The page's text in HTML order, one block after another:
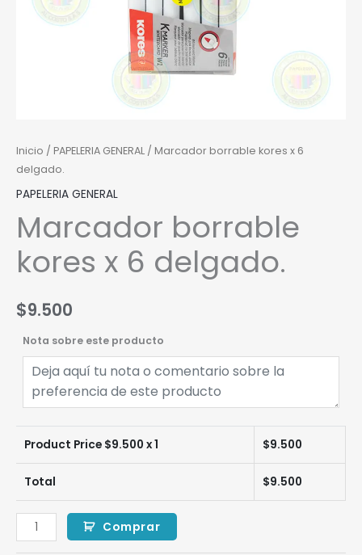
Inicio / PAPELERIA GENERAL / Marcador borrable kores x 6
delgado.
PAPELERIA GENERAL
Marcador borrable
kores x 6 delgado.
$9.500
Nota sobre este producto
Product Price $9.500 x 1 $9.500
Total $9.500
Comprar